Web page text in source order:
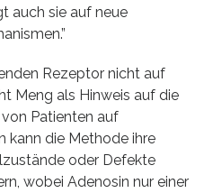
auch sie auf neue
Rezeptor nicht auf
Meng als Hinweis auf die
Patienten auf
kann die Methode ihre
oder Defekte
wobei Adenosin nur einer